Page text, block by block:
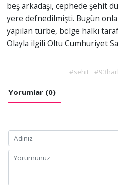
beş arkadaşı, cephede şehit
yere defnedilmişti. Bugün
yapılan türbe, bölge halkı
Olayla ilgili Oltu Cumhuriyet
#sehit
Yorumlar (0)